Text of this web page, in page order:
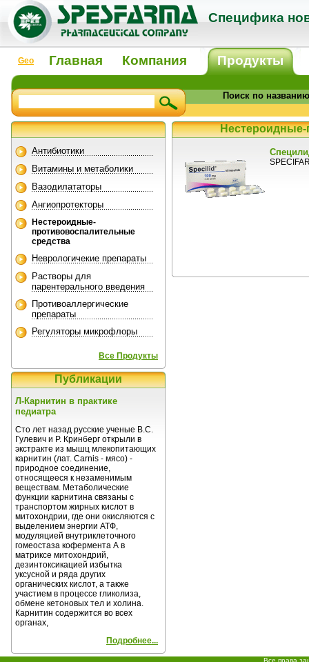
Специфика
Geo Главная Компания Продукты
Поиск по
Нестероидные-
Антибиотики
Витамины и метаболики
Вазодилататоры
Ангиопротекторы
Нестероидные-
противовоспалительные
средства
Неврологичекие препараты
Растворы для
парентерального введения
Противоаллергические
препараты
Регуляторы микрофлоры
Все Продукты
Публикации
Л-Карнитин в практике
педиатра
Сто лет назад русские ученые В.С.
Гулевич и Р. Кринберг открыли в
экстракте из мышц млекопитающих
карнитин (лат. Carnis - мясо) -
природное соединение,
относящееся к незаменимым
веществам. Метаболические
функции карнитина связаны с
транспортом жирных кислот в
митохондрии, где они окисляются с
выделением энергии АТФ,
модуляцией внутриклеточного
гомеостаза кофермента А в
матриксе митохондрий,
дезинтоксикацией избытка
уксусной и ряда других
органических кислот, а также
участием в процессе гликолиза,
обмене кетоновых тел и холина.
Карнитин содержится во всех
органах,
Подробнее...
Все права